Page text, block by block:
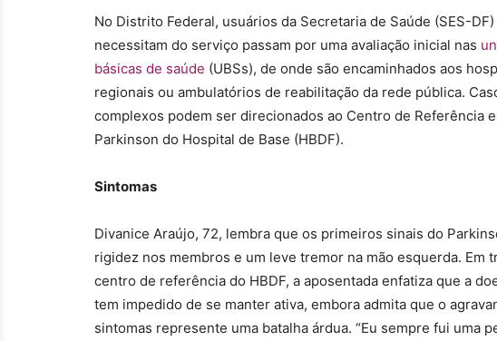
No Distrito Federal, usuários da Secretaria de Saúde (SES-
necessitam do serviço passam por uma avaliação inicial nas
básicas de saúde (UBSs), de onde são encaminhados aos
regionais ou ambulatórios de reabilitação da rede pública.
complexos podem ser direcionados ao Centro de Referência
Parkinson do Hospital de Base (HBDF).
Sintomas
Divanice Araújo, 72, lembra que os primeiros sinais do
rigidez nos membros e um leve tremor na mão esquerda. Em
centro de referência do HBDF, a aposentada enfatiza que a
tem impedido de se manter ativa, embora admita que o
sintomas represente uma batalha árdua. “Eu sempre fui uma